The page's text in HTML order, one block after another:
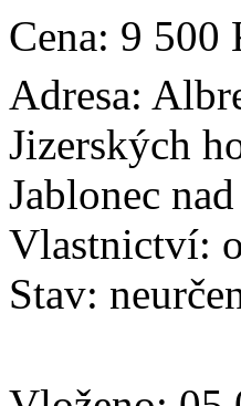
Cena: 9 500
Adresa:
Jizerských
Jablonec
Vlastnictví:
Stav: